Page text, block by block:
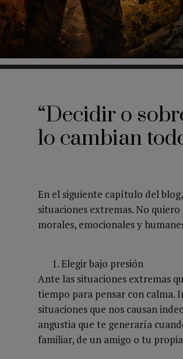
“Decidir o
lo cambian
En el siguiente capítulo del
situaciones extremas. No
morales, emocionales y
Elegir bajo presión
Ante las situaciones extremas
tiempo para pensar con calma.
situaciones que nos causan
angustia que te generaría
familiar, de un amigo o tu